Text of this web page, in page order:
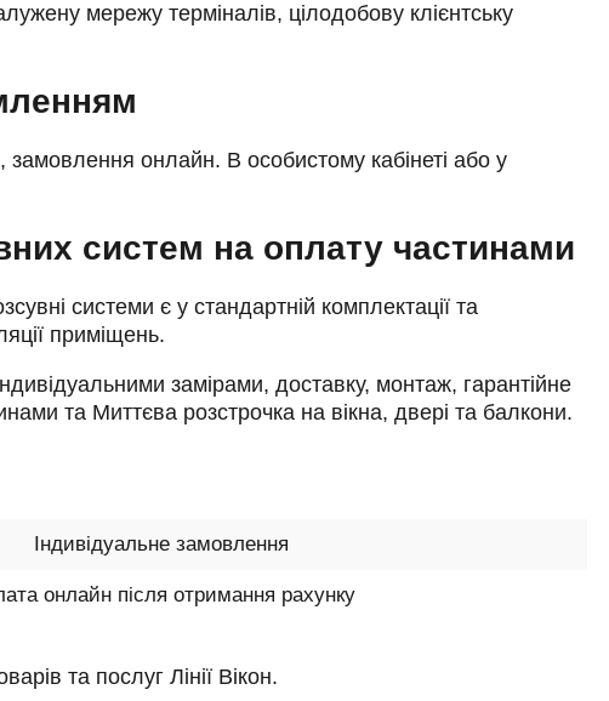
мережу терміналів, цілодобову клієнтську
онлайн. В особистому кабінеті або у
систем на оплату частинами
системи є у стандартній комплектації та
приміщень.
замірами, доставку, монтаж, гарантійне
та Миттєва розстрочка на вікна, двері та балкони.
Індивідуальне замовлення
онлайн після отримання рахунку
та послуг Лінії Вікон.